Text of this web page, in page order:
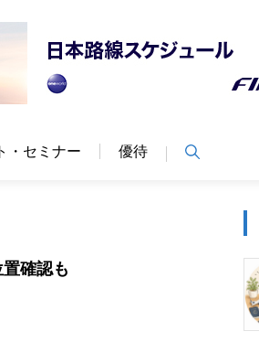
・セミナー 優待
確認も